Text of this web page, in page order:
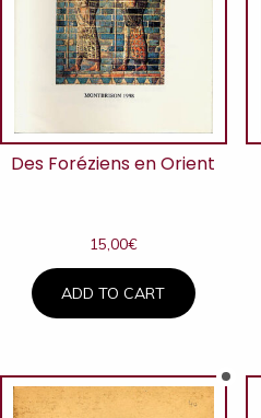
Des Foréziens en Orient
15,00€
ADD TO CART